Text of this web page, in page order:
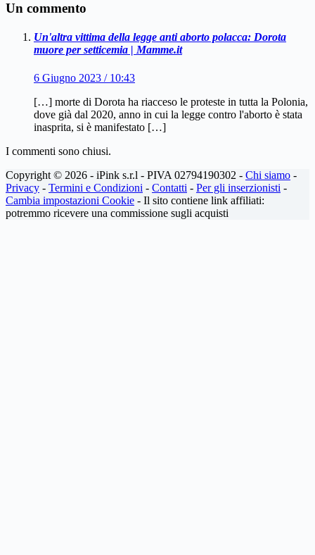
Un commento
Un'altra vittima della legge anti aborto polacca: Dorota
muore per setticemia | Mamme.it
6 Giugno 2023 / 10:43
[…] morte di Dorota ha riacceso le proteste in tutta la Polonia,
dove già dal 2020, anno in cui la legge contro l'aborto è stata
inasprita, si è manifestato […]
I commenti sono chiusi.
Copyright © 2026 - iPink s.r.l - PIVA 02794190302 - Chi siamo -
Privacy - Termini e Condizioni - Contatti - Per gli inserzionisti -
Cambia impostazioni Cookie - Il sito contiene link affiliati:
potremmo ricevere una commissione sugli acquisti